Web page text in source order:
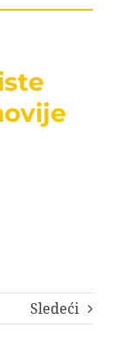
Sledeći